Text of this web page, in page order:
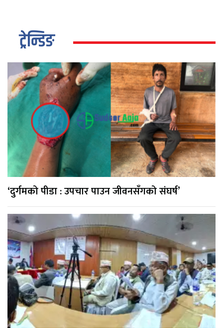
ट्रेन्डिङ
‘दुर्गमको पीडा : उपचार पाउन जीवनसँगको संघर्ष’